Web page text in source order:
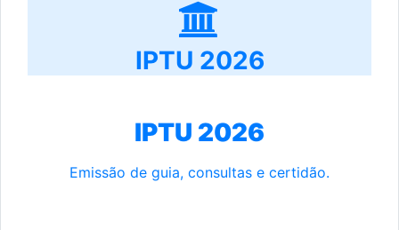
IPTU 2026
IPTU 2026
Emissão de guia, consultas e certidão.